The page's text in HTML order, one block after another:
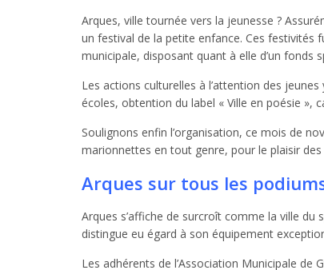
Arques, ville tournée vers la jeunesse ?
un festival de la petite enfance. Ces festivités
municipale, disposant quant à elle d’un fonds
Les actions culturelles à l’attention des
écoles, obtention du label « Ville en poésie »,
Soulignons enfin l’organisation, ce mois de
marionnettes en tout genre, pour le plaisir
Arques sur tous les
Arques s’affiche de surcroît comme la ville
distingue eu égard à son équipement
Les adhérents de l’Association Municipale de